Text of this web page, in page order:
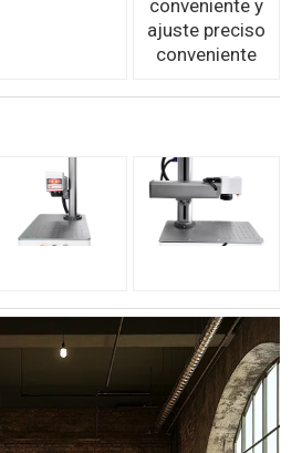
conveniente y
ajuste preciso
conveniente